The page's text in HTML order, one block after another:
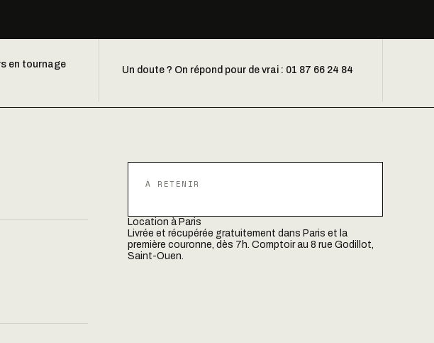
en tournage
Un doute ? On répond pour de vrai : 01 87 66 24 84
À RETENIR
Location à Paris
Livrée et récupérée gratuitement dans Paris et la
première couronne, dès 7h. Comptoir au 8 rue Godillot,
Saint-Ouen.